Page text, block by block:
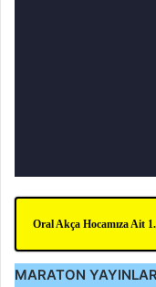
Oral Akça Hocamıza Ait
MARATON